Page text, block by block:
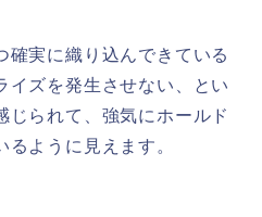
確実に織り込んできている
イズを発生させない、とい
じられて、強気にホールド
ように見えます。